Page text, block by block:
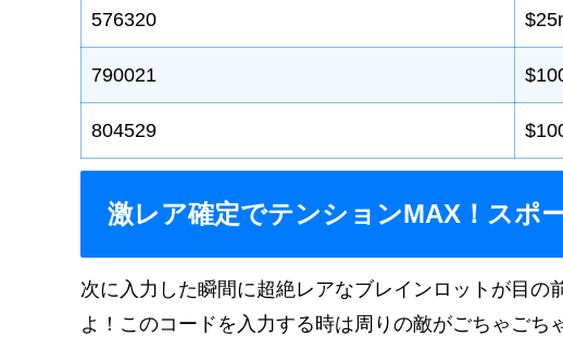
576320
790021
804529
激レア確定でテンションMAX！スポ
次に入力した瞬間に超絶レアなブレインロットが目の
よ！このコードを入力する時は周りの敵がごちゃご